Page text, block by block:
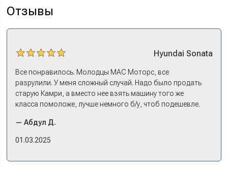
Отзывы
Hyundai Sonata
Все понравилось. Молодцы МАС Моторс, все
разрулили. У меня сложный случай. Надо было продать
старую Камри, а вместо нее взять машину того же
класса помоложе, лучше немного б/у, чтоб подешевле.
либо самому всем этим заниматься – а работать когда?
Либо искать салон, где есть нормальный трейд-ин. И
— Абдул Д.
01.03.2025